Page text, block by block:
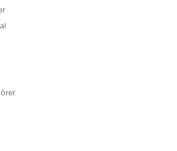
till SMS-kanal
som har status Slutförd eller Redo
ARTIKEL DITT PROBLEM?
för oss vad vi kan förbättra!